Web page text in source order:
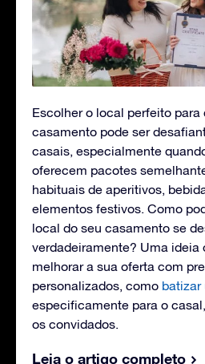
Escolher o local perfeito para
casamento pode ser
casais, especialmente
oferecem pacotes
habituais de aperitivos,
elementos festivos. Como
local do seu casamento se
verdadeiramente? Uma ideia
melhorar a sua oferta com
personalizados, como batizar
especificamente para o
os convidados.
Leia o artigo completo